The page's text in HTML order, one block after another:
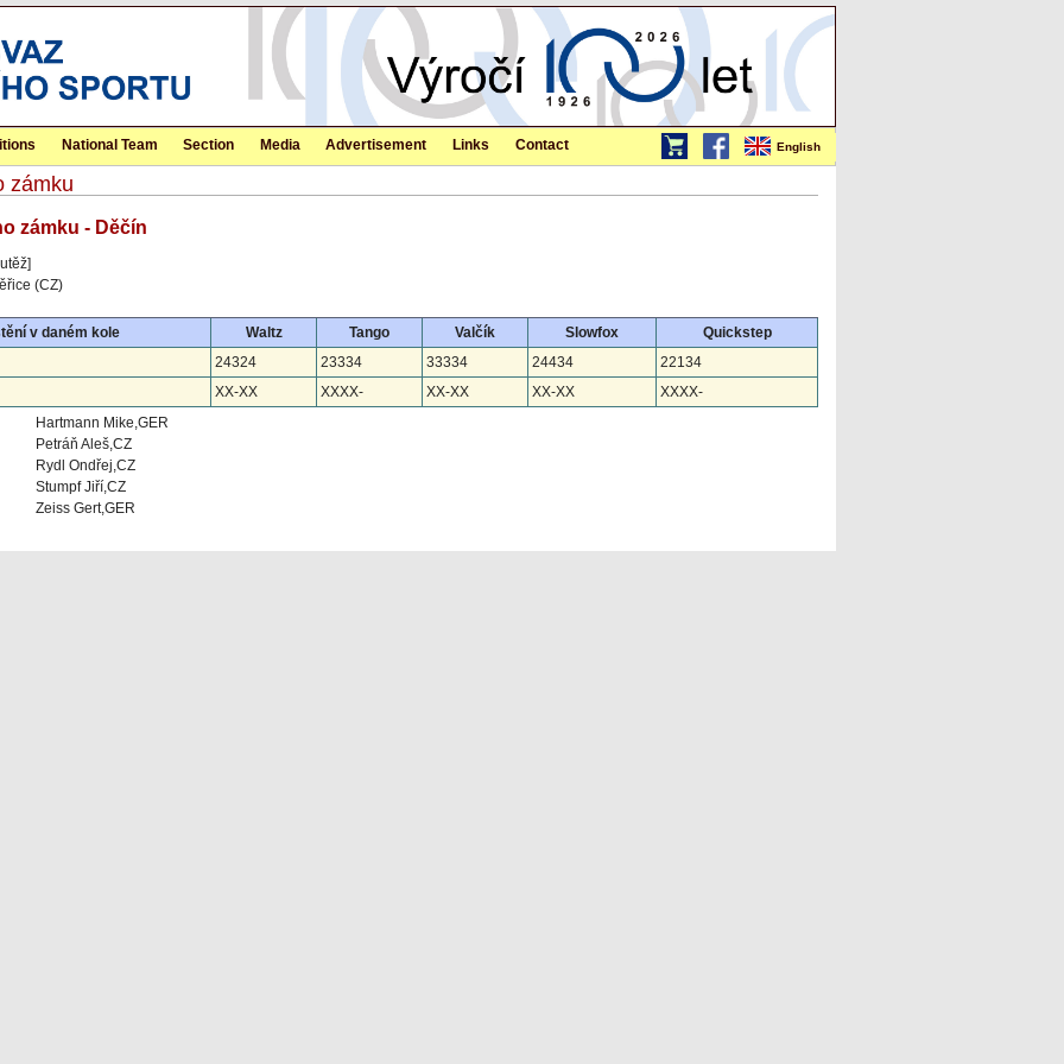
English
National Team Section Media Advertisement Links Contact
zámku
zámku - Děčín
(CZ)
v daném kole Waltz Tango Valčík Slowfox
Quickstep
24324 23334 33334 24434
22134
XX-XX XXXX- XX-XX XX-XX
XXXX-
Hartmann Mike,GER
Petráň Aleš,CZ
Rydl Ondřej,CZ
Stumpf Jiří,CZ
Zeiss Gert,GER